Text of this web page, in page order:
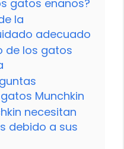
gatos enanos?
la
adecuado
de los gatos
Munchkin
necesitan
debido a sus